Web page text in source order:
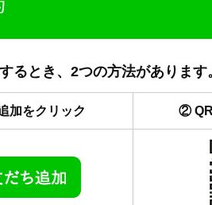
るとき、2つの方法があります
加をクリック ② QR